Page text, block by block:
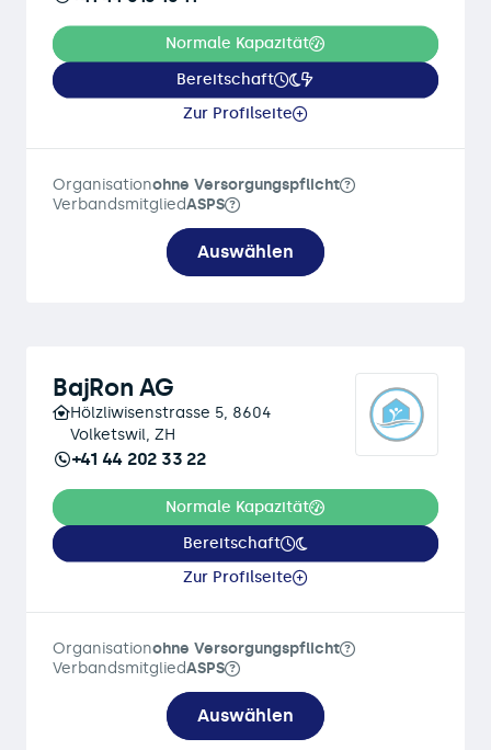
Normale Kapazität
Bereitschaft
Zur Profilseite
Organisationohne Versorgungspflicht
VerbandsmitgliedASPS
Auswählen
BajRon AG
Hölzliwisenstrasse 5, 8604
Volketswil, ZH
+41 44 202 33 22
Normale Kapazität
Bereitschaft
Zur Profilseite
Organisationohne Versorgungspflicht
VerbandsmitgliedASPS
Auswählen